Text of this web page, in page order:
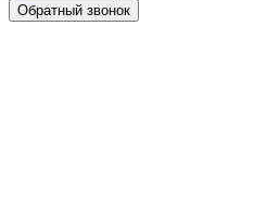
Обратный звонок